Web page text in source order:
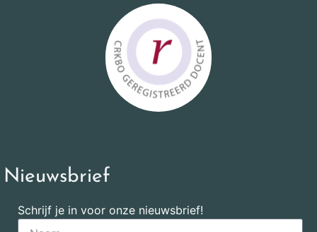
Nieuwsbrief
Schrijf je in voor onze nieuwsbrief!